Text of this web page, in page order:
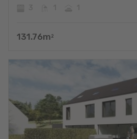
131.76m 2